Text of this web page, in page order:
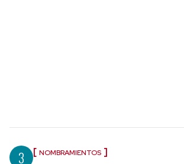
3 NOMBRAMIENTOS